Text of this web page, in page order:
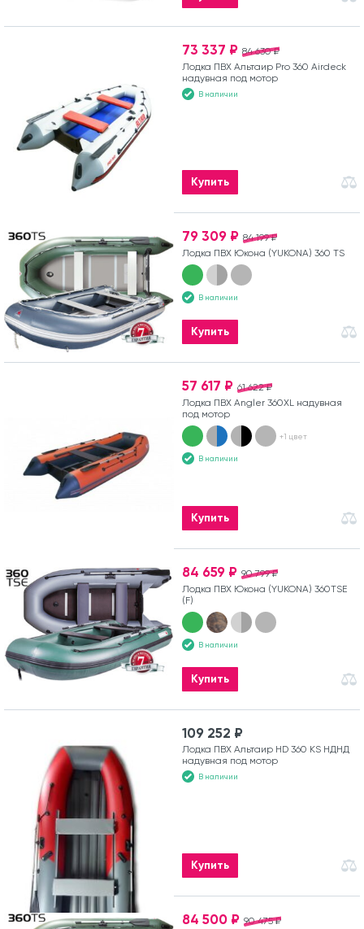
84 630 ₽
73 337 ₽
Лодка ПВХ Альтаир Pro 360 Airdeck
надувная под мотор
В наличии
Купить
84 199 ₽
79 309 ₽
Лодка ПВХ Юкона (YUKONA) 360 TS
В наличии
Купить
61 622 ₽
57 617 ₽
Лодка ПВХ Angler 360XL надувная
под мотор
+1 цвет
В наличии
Купить
90 799 ₽
84 659 ₽
Лодка ПВХ Юкона (YUKONA) 360TSE
(F)
В наличии
Купить
109 252 ₽
Лодка ПВХ Альтаир HD 360 KS НДНД
надувная под мотор
В наличии
Купить
90 475 ₽
84 500 ₽